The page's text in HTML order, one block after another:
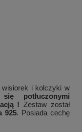
wisiorek i kolczyki w
potłuczonymi
! Zestaw został
925. Posiada cechę